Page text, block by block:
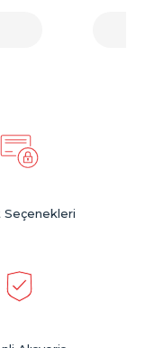
Seçenekleri